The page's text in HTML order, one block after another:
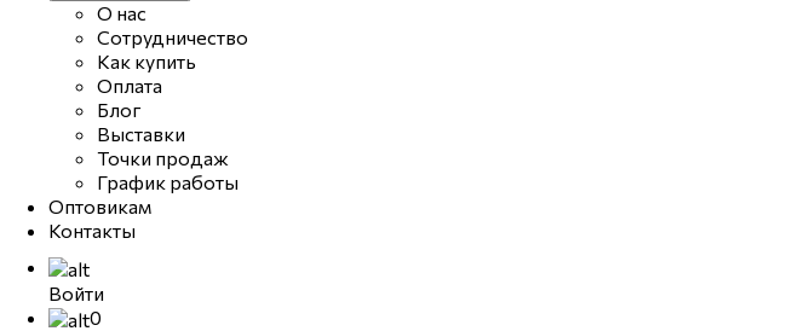
О нас
Сотрудничество
Как купить
Оплата
Блог
Выставки
Точки продаж
График работы
Оптовикам
Контакты
Войти
0